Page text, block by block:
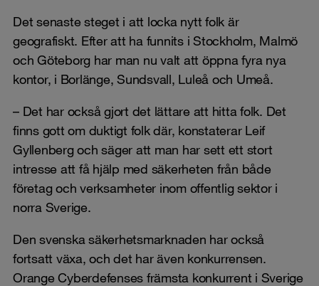
Det senaste steget i att locka nytt folk är
geografiskt. Efter att ha funnits i Stockholm, Malmö
och Göteborg har man nu valt att öppna fyra nya
kontor, i Borlänge, Sundsvall, Luleå och Umeå.
– Det har också gjort det lättare att hitta folk. Det
finns gott om duktigt folk där, konstaterar Leif
Gyllenberg och säger att man har sett ett stort
intresse att få hjälp med säkerheten från både
företag och verksamheter inom offentlig sektor i
norra Sverige.
Den svenska säkerhetsmarknaden har också
fortsatt växa, och det har även konkurrensen.
Orange Cyberdefenses främsta konkurrent i Sverige